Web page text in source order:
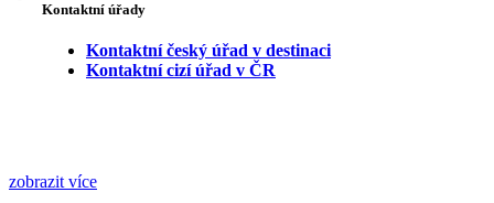
Kontaktní úřady
Kontaktní český úřad v destinaci
Kontaktní cizí úřad v ČR
zobrazit více